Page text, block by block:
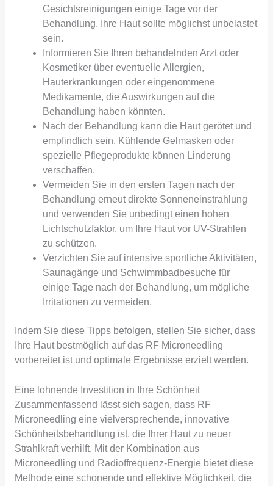
Gesichtsreinigungen einige Tage vor der
Behandlung. Ihre Haut sollte möglichst unbelastet
sein.
Informieren Sie Ihren behandelnden Arzt oder
Kosmetiker über eventuelle Allergien,
Hauterkrankungen oder eingenommene
Medikamente, die Auswirkungen auf die
Behandlung haben könnten.
Nach der Behandlung kann die Haut gerötet und
empfindlich sein. Kühlende Gelmasken oder
spezielle Pflegeprodukte können Linderung
verschaffen.
Vermeiden Sie in den ersten Tagen nach der
Behandlung erneut direkte Sonneneinstrahlung
und verwenden Sie unbedingt einen hohen
Lichtschutzfaktor, um Ihre Haut vor UV-Strahlen
zu schützen.
Verzichten Sie auf intensive sportliche Aktivitäten,
Saunagänge und Schwimmbadbesuche für
einige Tage nach der Behandlung, um mögliche
Irritationen zu vermeiden.
Indem Sie diese Tipps befolgen, stellen Sie sicher, dass
Ihre Haut bestmöglich auf das RF Microneedling
vorbereitet ist und optimale Ergebnisse erzielt werden.
Eine lohnende Investition in Ihre Schönheit
Zusammenfassend lässt sich sagen, dass RF
Microneedling eine vielversprechende, innovative
Schönheitsbehandlung ist, die Ihrer Haut zu neuer
Strahlkraft verhilft. Mit der Kombination aus
Microneedling und Radioffrequenz-Energie bietet diese
Methode eine schonende und effektive Möglichkeit, die